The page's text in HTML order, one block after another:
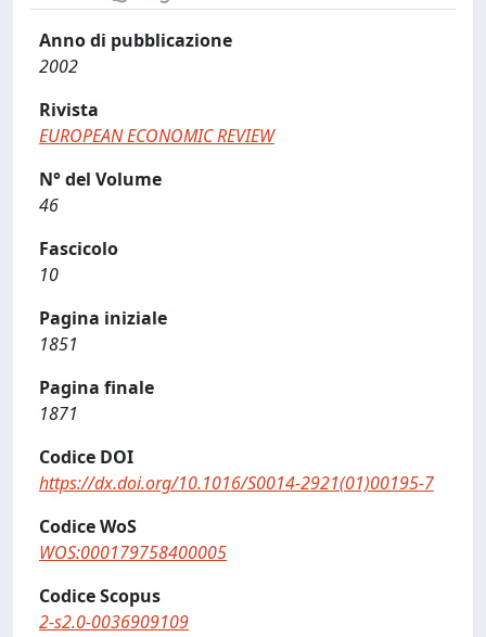
Anno di pubblicazione
2002
Rivista
EUROPEAN ECONOMIC REVIEW
N° del Volume
46
Fascicolo
10
Pagina iniziale
1851
Pagina finale
1871
Codice DOI
https://dx.doi.org/10.1016/S0014-2921(01)00195-7
Codice WoS
WOS:000179758400005
Codice Scopus
2-s2.0-0036909109